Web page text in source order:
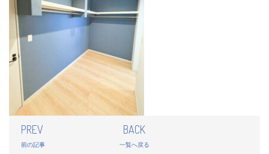
PREV
前の記事
BACK
一覧へ戻る